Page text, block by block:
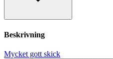
Beskrivning
Mycket gott skick